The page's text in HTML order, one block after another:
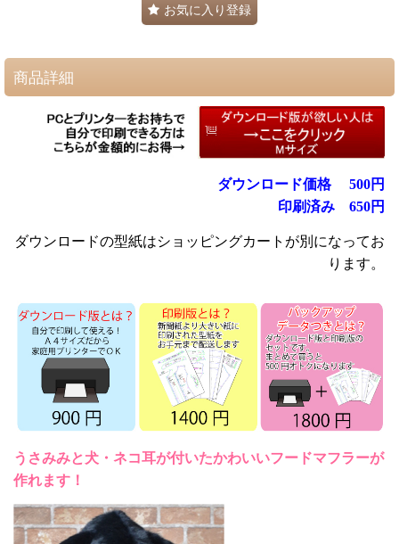
お気に入り登録
商品詳細
ダウンロード価格 500円
印刷済み 650円
ダウンロードの型紙はショッピングカートが別になってお
ります。
うさみみと犬・ネコ耳が付いたかわいいフードマフラーが
作れます！